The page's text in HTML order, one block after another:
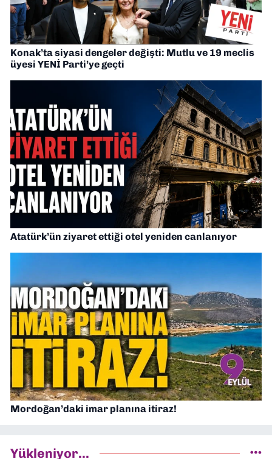
Konak’ta siyasi dengeler değişti: Mutlu ve 19 meclis
üyesi YENİ Parti’ye geçti
Atatürk’ün ziyaret ettiği otel yeniden canlanıyor
Mordoğan’daki imar planına itiraz!
Yükleniyor...